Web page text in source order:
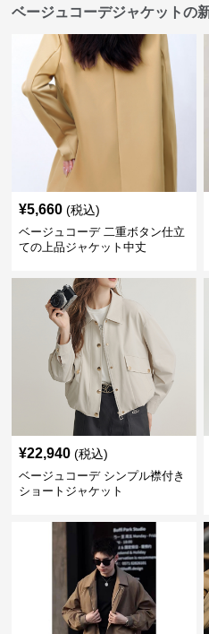
ベージュコーデジャケットの
¥5,660 (税込)
ベージュコーデ 二重ボタン仕立
ての上品ジャケット中丈
¥22,940 (税込)
ベージュコーデ シンプル襟付き
ショートジャケット